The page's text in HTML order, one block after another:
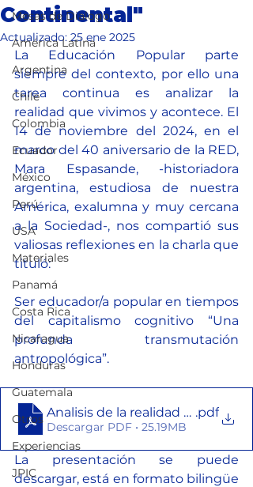
Mesas de Dialogo
América Latina
Argentina
Chile
Colombia
Ecuador
México
Perú
USA
Materiales
Panamá
Costa Rica
Nicaragua
Honduras
Guatemala
Otros
Experiencias
JPIC
Continental"
Actualizado:25 ene 2025
La Educación Popular parte
siempre del contexto, por ello una
tarea continua es analizar la
realidad que vivimos y acontece. El
14 de noviembre del 2024, en el
marco del 40 aniversario de la RED,
Mara Espasande, -historiadora
argentina, estudiosa de nuestra
América, exalumna y muy cercana
a la Sociedad-, nos compartió sus
valiosas reflexiones en la charla que
tituló:
Ser educador/a popular en tiempos
del capitalismo cognitivo “Una
profunda transmutación
antropológica”.
Analisis de la realidad continental
.pdf
Descargar PDF • 25.19MB
La presentación se puede
descargar, está en formato bilingüe